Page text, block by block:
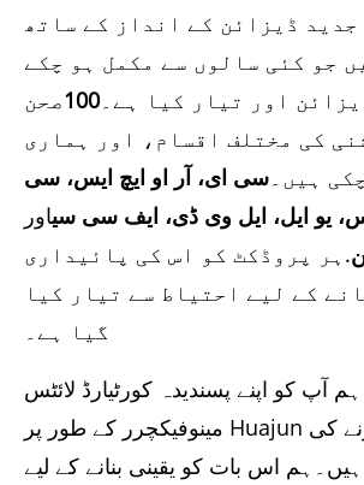
جدید ڈیزائن کے انداز کے ساتھ
جو کئی سالوں سے مکمل ہو چکے
اور تیار کیا ہے۔100صحن
کی مختلف اقسام، اور ہماری
ہیں۔ سی ای، آر او ایچ ایس، سی
یو ایل، ایل وی ڈی، ایف سی سیاور
.ہر پروڈکٹ کو اس کی پائیداری
کے لیے احتیاط سے تیار کیا
گیا ہے۔
آپ کو اپنے پسندیدہ کورٹیارڈ لائٹس
مینوفیکچرر کے طور پر Huajun کو منتخب کرنے کی
اس بات کو یقینی بنانے کے لیے